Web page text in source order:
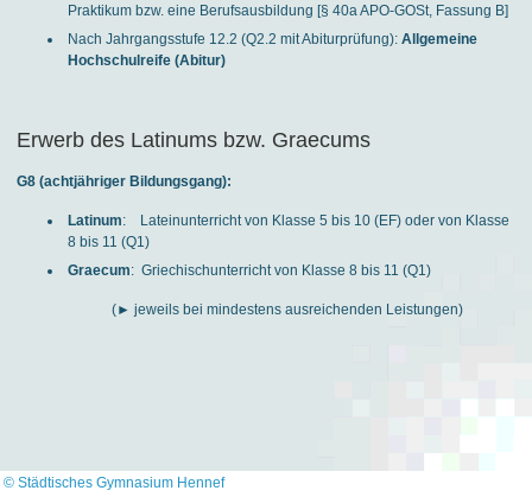
Praktikum bzw. eine Berufsausbildung [§ 40a APO-GOSt, Fassung B]
Nach Jahrgangsstufe 12.2 (Q2.2 mit Abiturprüfung): Allgemeine
Hochschulreife (Abitur)
Erwerb des Latinums bzw. Graecums
G8 (achtjähriger Bildungsgang):
Latinum: Lateinunterricht von Klasse 5 bis 10 (EF) oder von Klasse
8 bis 11 (Q1)
Graecum: Griechischunterricht von Klasse 8 bis 11 (Q1)
(► jeweils bei mindestens ausreichenden Leistungen)
© Städtisches Gymnasium Hennef